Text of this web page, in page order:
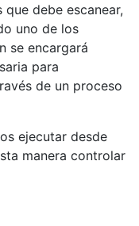
debe escanear,
uno de los
se encargará
para
de un proceso
ejecutar desde
manera controlar